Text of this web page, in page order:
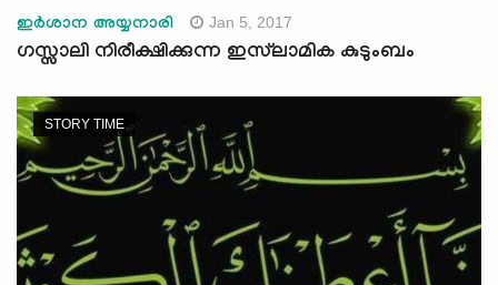
ഇര്‍ശാന അയ്യനാരി Jan 5, 2017
ഗസ്സാലി നിരീക്ഷിക്കുന്ന ഇസ്‌ലാമിക കുടുംബം
STORY TIME